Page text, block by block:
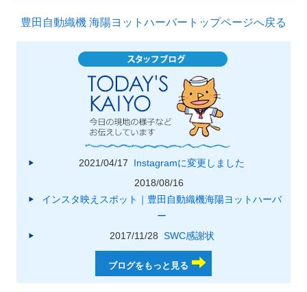
豊田自動織機 海陽ヨットハーバートップページへ戻る
2021/04/17
Instagramに変更しました
2018/08/16
インスタ映えスポット｜豊田自動織機海陽ヨットハーバ
ー
2017/11/28 SWC感謝状
ブログをもっと見る